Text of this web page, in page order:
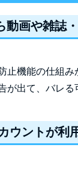
動画や雑誌
止機能の仕組
が出て、バレ
ウントが利